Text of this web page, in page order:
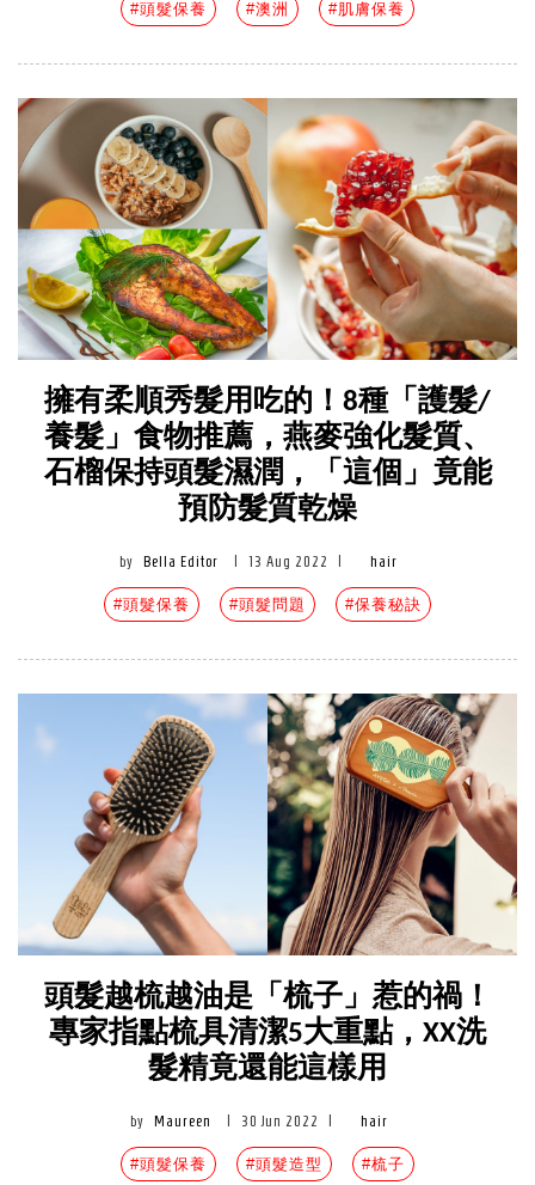
#頭髮保養 #澳洲 #肌膚保養
擁有柔順秀髮用吃的！8種「護髮/
養髮」食物推薦，燕麥強化髮質、
石榴保持頭髮濕潤，「這個」竟能
預防髮質乾燥
by Bella Editor 13 Aug 2022 hair
#頭髮保養 #頭髮問題 #保養秘訣
頭髮越梳越油是「梳子」惹的禍！
專家指點梳具清潔5大重點，XX洗
髮精竟還能這樣用
by Maureen 30 Jun 2022 hair
#頭髮保養 #頭髮造型 #梳子